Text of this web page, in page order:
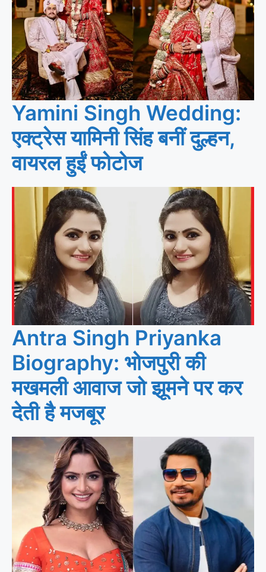
Yamini Singh Wedding:
एक्ट्रेस यामिनी सिंह बनीं दुल्हन,
वायरल हुईं फोटोज
Antra Singh Priyanka
Biography: भोजपुरी की
मखमली आवाज जो झूमने पर कर
देती है मजबूर